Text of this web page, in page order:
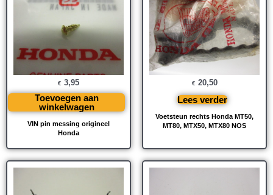
VIN pin messing origineel
Honda
€ 3,95
Toevoegen aan
winkelwagen
Voetsteun rechts Honda MT50,
MT80, MTX50, MTX80 NOS
€ 20,50
Lees verder